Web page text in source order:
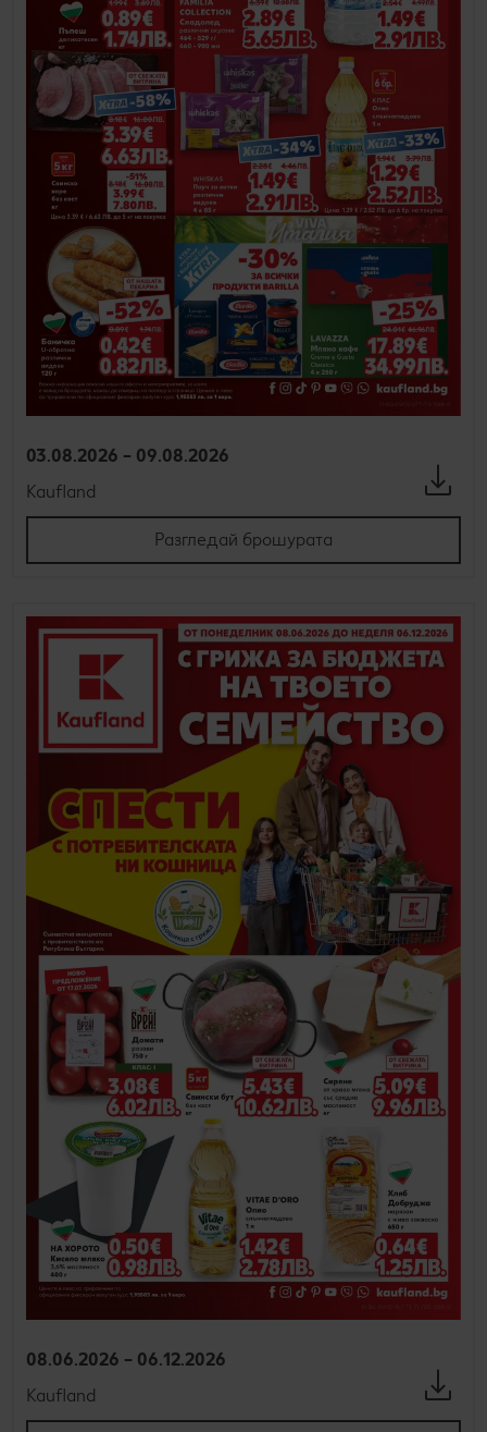
03.08.2026 – 09.08.2026
Kaufland
Разгледай брошурата
08.06.2026 – 06.12.2026
Kaufland